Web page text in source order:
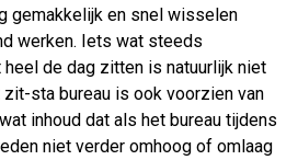
gemakkelijk en snel wisselen
werken. Iets wat steeds
de dag zitten is natuurlijk niet
sta bureau is ook voorzien van
inhoud dat als het bureau tijdens
niet verder omhoog of omlaag